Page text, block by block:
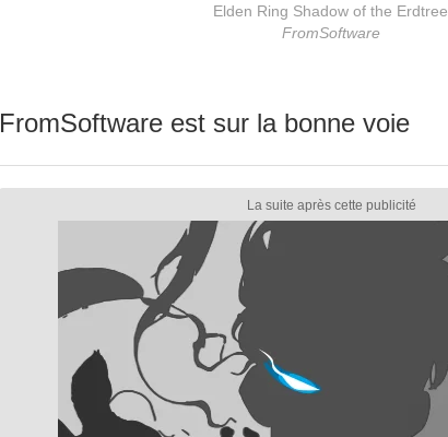
Elden Ring Shadow of the Erdtree
FromSoftware
FromSoftware est sur la bonne voie